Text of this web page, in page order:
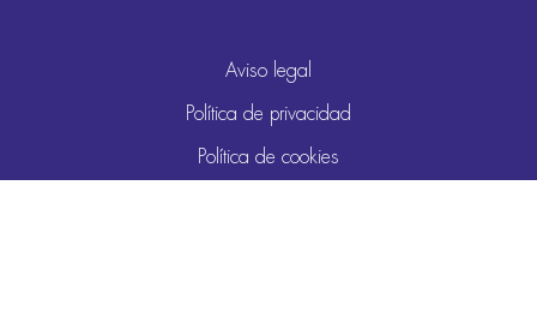
Aviso legal
Política de privacidad
Política de cookies